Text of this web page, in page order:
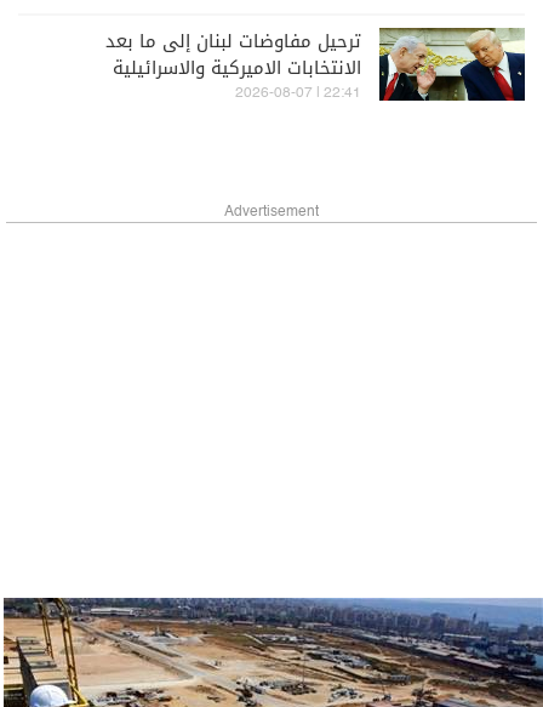
ترحيل مفاوضات لبنان إلى ما بعد
الانتخابات الاميركية والاسرائيلية
22:41 | 2026-08-07
Advertisement